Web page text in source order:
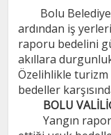
Bolu
ardından iş
raporu bedelini
akıllara
Özelihlikle turizm
bedeller
BOLU
Yangın raporu